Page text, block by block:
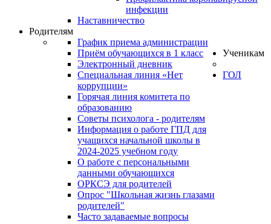
инфекции
Наставничество
Родителям
График приема администрации
Приём обучающихся в 1 класс
Электронный дневник
Специальная линия «Нет
коррупции»
Горячая линия комитета по
образованию
Советы психолога - родителям
Информация о работе ГПД для
учащихся начальной школы в
2024-2025 учебном году
О работе с персональными
данными обучающихся
ОРКСЭ для родителей
Опрос "Школьная жизнь глазами
родителей"
Часто задаваемые вопросы
Ученикам
ГОЛ